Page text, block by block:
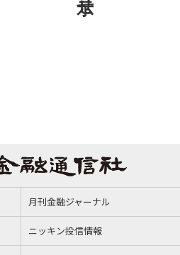
月刊金融ジャーナル
ニッキン投信情報